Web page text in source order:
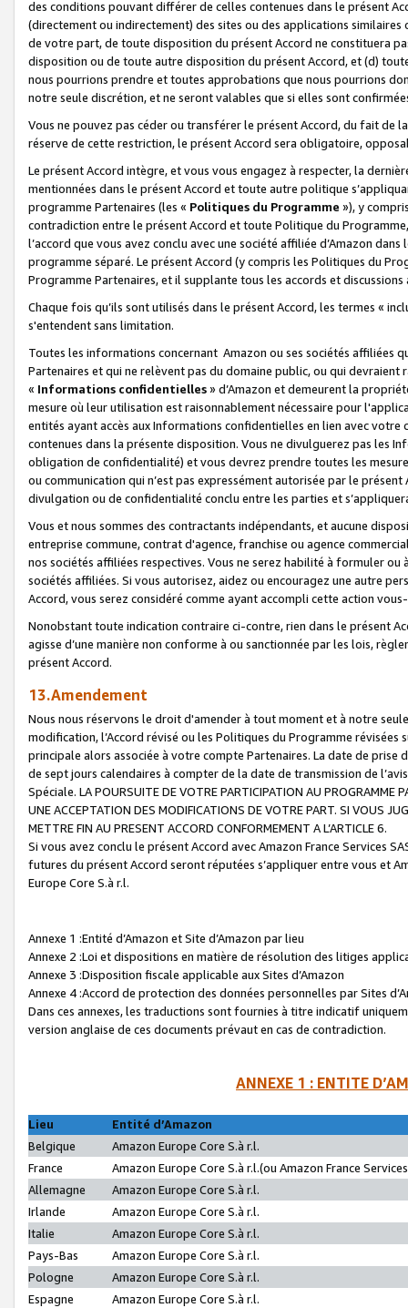
des conditions pouvant différer de celles contenues dans le présent
(directement ou indirectement) des sites ou des applications
de votre part, de toute disposition du présent Accord ne constituera
disposition ou de toute autre disposition du présent Accord, et (d)
nous pourrions prendre et toutes approbations que nous pourrions
notre seule discrétion, et ne seront valables que si elles sont
Vous ne pouvez pas céder ou transférer le présent Accord, du fait de
réserve de cette restriction, le présent Accord sera obligatoire,
Le présent Accord intègre, et vous vous engagez à respecter, la
mentionnées dans le présent Accord et toute autre politique
programme Partenaires (les « Politiques du Programme »), y
contradiction entre le présent Accord et toute Politique du
l’accord que vous avez conclu avec une société affiliée d’Amazon
programme séparé. Le présent Accord (y compris les Politiques du
Programme Partenaires, et il supplante tous les accords et discussions
Chaque fois qu’ils sont utilisés dans le présent Accord, les termes «
s'entendent sans limitation.
Toutes les informations concernant Amazon ou ses sociétés affiliées
Partenaires et qui ne relèvent pas du domaine public, ou qui
« Informations confidentielles» d’Amazon et demeurent la
mesure où leur utilisation est raisonnablement nécessaire pour
entités ayant accès aux Informations confidentielles en lien avec
contenues dans la présente disposition. Vous ne divulguerez pas les
obligation de confidentialité) et vous devrez prendre toutes les
ou communication qui n’est pas expressément autorisée par le
divulgation ou de confidentialité conclu entre les parties et
Vous et nous sommes des contractants indépendants, et aucune
entreprise commune, contrat d'agence, franchise ou agence
nos sociétés affiliées respectives. Vous ne serez habilité à formuler
sociétés affiliées. Si vous autorisez, aidez ou encouragez une autre
Accord, vous serez considéré comme ayant accompli cette action
Nonobstant toute indication contraire ci-contre, rien dans le présent
agisse d’une manière non conforme à ou sanctionnée par les lois,
présent Accord.
13.Amendement
Nous nous réservons le droit d'amender à tout moment et à notre
modification, l’Accord révisé ou les Politiques du Programme
principale alors associée à votre compte Partenaires. La date de
de sept jours calendaires à compter de la date de transmission de
Spéciale. LA POURSUITE DE VOTRE PARTICIPATION AU PROGRAMME
UNE ACCEPTATION DES MODIFICATIONS DE VOTRE PART. SI VOUS
METTRE FIN AU PRESENT ACCORD CONFORMEMENT A L’ARTICLE 6.
Si vous avez conclu le présent Accord avec Amazon France Services
futures du présent Accord seront réputées s’appliquer entre vous et
Europe Core S.à r.l.
Annexe 1 :Entité d’Amazon et Site d’Amazon par lieu
Annexe 2 :Loi et dispositions en matière de résolution des litiges
Annexe 3 :Disposition fiscale applicable aux Sites d’Amazon
Annexe 4 :Accord de protection des données personnelles par Sites
Dans ces annexes, les traductions sont fournies à titre indicatif
version anglaise de ces documents prévaut en cas de contradiction.
ANNEXE 1 : ENTITE
Lieu
Entité d’Amazon
Belgique
Amazon Europe Core S.à r.l.
France
Amazon Europe Core S.à r.l.(ou Amazon France
Allemagne
Amazon Europe Core S.à r.l.
Irlande
Amazon Europe Core S.à r.l.
Italie
Amazon Europe Core S.à r.l.
Pays-Bas
Amazon Europe Core S.à r.l.
Pologne
Amazon Europe Core S.à r.l.
Espagne
Amazon Europe Core S.à r.l.